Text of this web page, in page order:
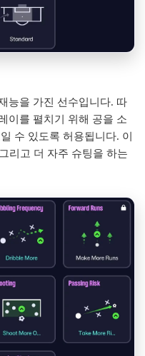
능을 가진 선수입니다. 따
이를 펼치기 위해 공을 소
수 있도록 허용됩니다. 이
리고 더 자주 슈팅을 하는